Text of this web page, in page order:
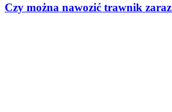
Czy można nawozić trawnik